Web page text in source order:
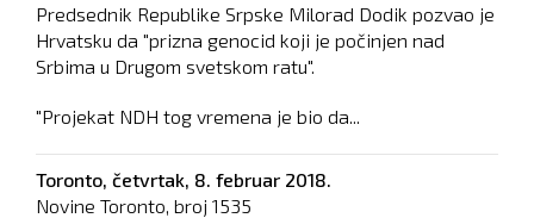
Predsednik Republike Srpske Milorad Dodik pozvao je
Hrvatsku da "prizna genocid koji je počinjen nad
Srbima u Drugom svetskom ratu".
"Projekat NDH tog vremena je bio da...
Toronto, četvrtak, 8. februar 2018.
Novine Toronto, broj 1535